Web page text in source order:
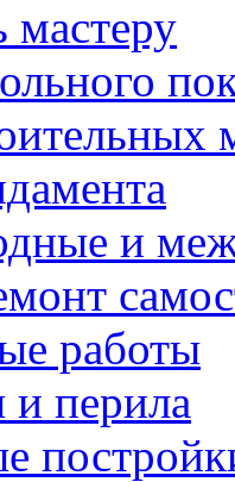
и
работы
перила